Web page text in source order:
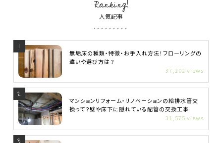
Ranking!
人気記事
無垢床の種類・特徴・お手入れ方法！フローリングの
違いや選び方は？
37,202 views
マンションリフォーム・リノベーションの給排水管交
換って？壁や床下に隠れている配管の交換工事
31,575 views